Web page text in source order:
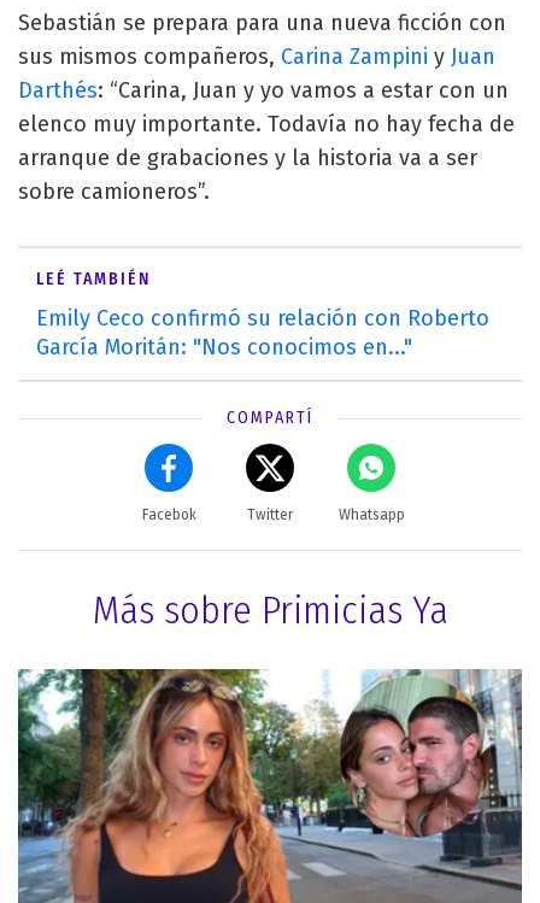
Sebastián se prepara para una nueva ficción con
sus mismos compañeros, Carina Zampini y Juan
Darthés: “Carina, Juan y yo vamos a estar con un
elenco muy importante. Todavía no hay fecha de
arranque de grabaciones y la historia va a ser
sobre camioneros”.
LEÉ TAMBIÉN
Emily Ceco confirmó su relación con Roberto
García Moritán: "Nos conocimos en..."
COMPARTÍ
Facebok Twitter Whatsapp
Más sobre Primicias Ya